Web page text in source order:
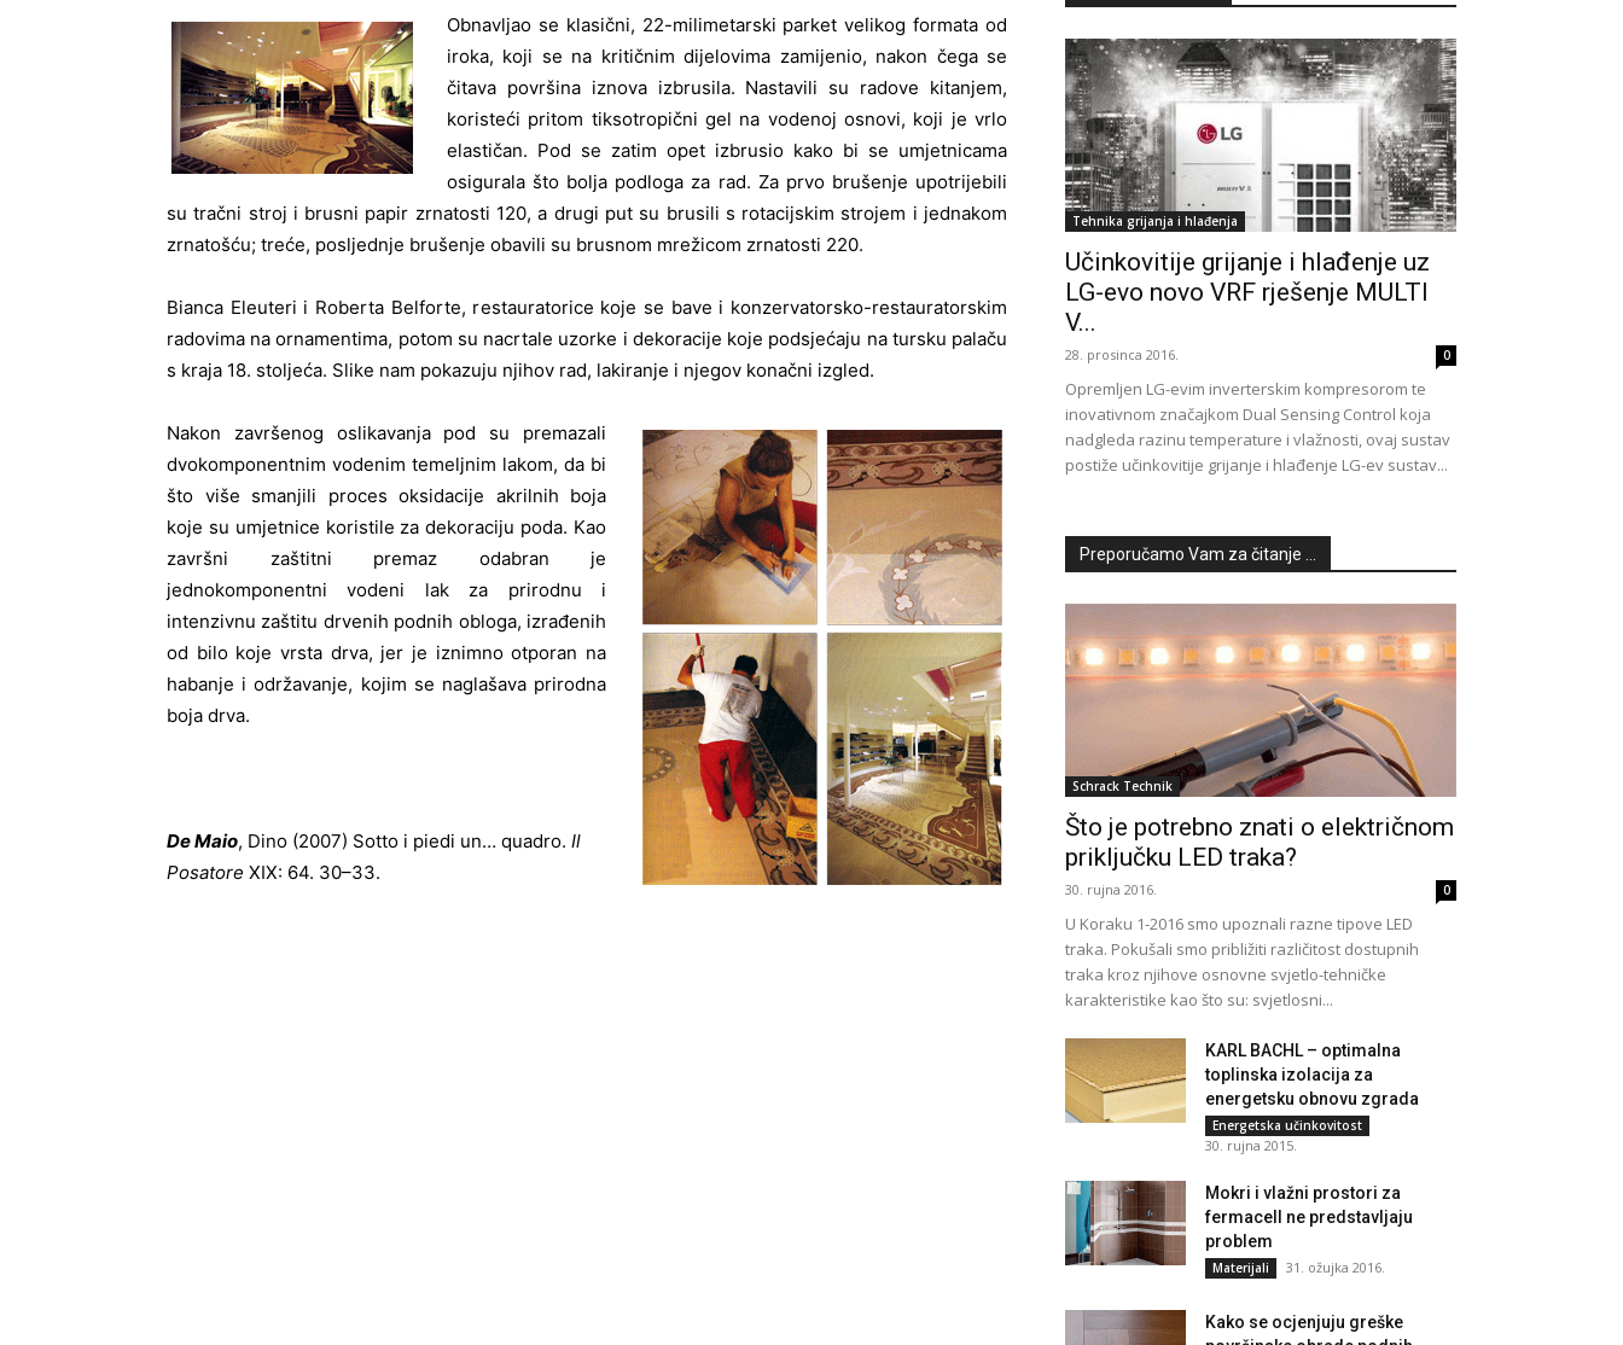
Obnavljao se klasični, 22-milimetarski parket velikog formata od
iroka, koji se na kritičnim dijelovima zamijenio, nakon čega se
čitava površina iznova izbrusila. Nastavili su radove kitanjem,
koristeći pritom tiksotropični gel na vodenoj osnovi, koji je vrlo
elastičan. Pod se zatim opet izbrusio kako bi se umjetnicama
osigurala što bolja podloga za rad. Za prvo brušenje upotrijebili
su tračni stroj i brusni papir zrnatosti 120, a drugi put su brusili s rotacijskim strojem i jednakom
zrnatošću; treće, posljednje brušenje obavili su brusnom mrežicom zrnatosti 220.
Bianca Eleuteri i Roberta Belforte, restauratorice koje se bave i konzervatorsko-restauratorskim
radovima na ornamentima, potom su nacrtale uzorke i dekoracije koje podsjećaju na tursku palaču
s kraja 18. stoljeća. Slike nam pokazuju njihov rad, lakiranje i njegov konačni izgled.
Nakon završenog oslikavanja pod su premazali
dvokomponentnim vodenim temeljnim lakom, da bi
što više smanjili proces oksidacije akrilnih boja
koje su umjetnice koristile za dekoraciju poda. Kao
završni zaštitni premaz odabran je
jednokomponentni vodeni lak za prirodnu i
intenzivnu zaštitu drvenih podnih obloga, izrađenih
od bilo koje vrsta drva, jer je iznimno otporan na
habanje i održavanje, kojim se naglašava prirodna
boja drva.
De Maio, Dino (2007) Sotto i piedi un… quadro. Il
Posatore XIX: 64. 30–33.
Tehnika grijanja i hlađenja
Učinkovitije grijanje i hlađenje uz
LG-evo novo VRF rješenje MULTI
V...
28. prosinca 2016. 0
Opremljen LG-evim inverterskim kompresorom te
inovativnom značajkom Dual Sensing Control koja
nadgleda razinu temperature i vlažnosti, ovaj sustav
postiže učinkovitije grijanje i hlađenje LG-ev sustav...
Preporučamo Vam za čitanje ...
Schrack Technik
Što je potrebno znati o električnom
priključku LED traka?
30. rujna 2016. 0
U Koraku 1-2016 smo upoznali razne tipove LED
traka. Pokušali smo približiti različitost dostupnih
traka kroz njihove osnovne svjetlo-tehničke
karakteristike kao što su: svjetlosni...
KARL BACHL – optimalna
toplinska izolacija za
energetsku obnovu zgrada
Energetska učinkovitost
30. rujna 2015.
Mokri i vlažni prostori za
fermacell ne predstavljaju
problem
Materijali 31. ožujka 2016.
Kako se ocjenjuju greške